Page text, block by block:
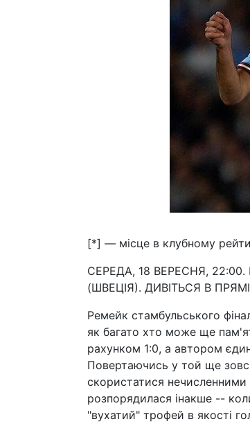
[*] — місце в клубному
СЕРЕДА, 18 ВЕРЕСНЯ,
(ШВЕЦІЯ). ДИВІТЬСЯ В
Ремейк стамбульського
як багато хто може ще
рахунком 1:0, а автором
Повертаючись у той ще
скористатися нечисленними
розпорядилася інакше --
"вухатий" трофей в якості